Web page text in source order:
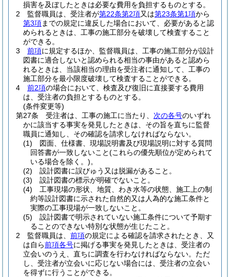
損害を及ぼしたときは必要な費用を負担するものとする。
2
監督職員は、受注者が第22条第2項又は第23条第1項から
第3項までの規定に違反した場合において、必要があると認
められるときは、工事の施工部分を破壊して検査すること
ができる。
3
前項に規定するほか、監督職員は、工事の施工部分が設計
図書に適合しないと認められる相当の事由があると認めら
れるときは、当該相当の理由を受注者に通知して、工事の
施工部分を最小限度破壊して検査することができる。
4
前2項の場合において、検査及び復旧に直接要する費用
は、受注者の負担とするものとする。
(条件変更等)
第27条
受注者は、工事の施工に当たり、 次の各号のいずれ
かに該当する事実を発見したときは、その旨を直ちに監督
職員に通知し、その確認を請求しなければならない。
(1)
図面、仕様書、現場説明書及び現場説明に対する質問
回答書が一致しないこと(これらの優先順位が定められて
いる場合を除く。)。
(2)
設計図書に誤びゅう又は脱漏があること。
(3)
設計図書の標示が明確でないこと。
(4)
工事現場の形状、地質、わき水等の状態、施工上の制
約等設計図書に示された自然的又は人為的な施工条件と
実際の工事現場が一致しないこと。
(5)
設計図書で明示されていない施工条件について予期す
ることのできない特別な状態が生じたこと。
2
監督職員は、 前項の規定による確認を請求されたとき、又
は自ら前項各号に掲げる事実を発見したときは、受注者の
立会いのうえ、直ちに調査を行わなければならない。 ただ
し、受注者が立会いに応じない場合には、受注者の立会い
を得ずに行うことができる。